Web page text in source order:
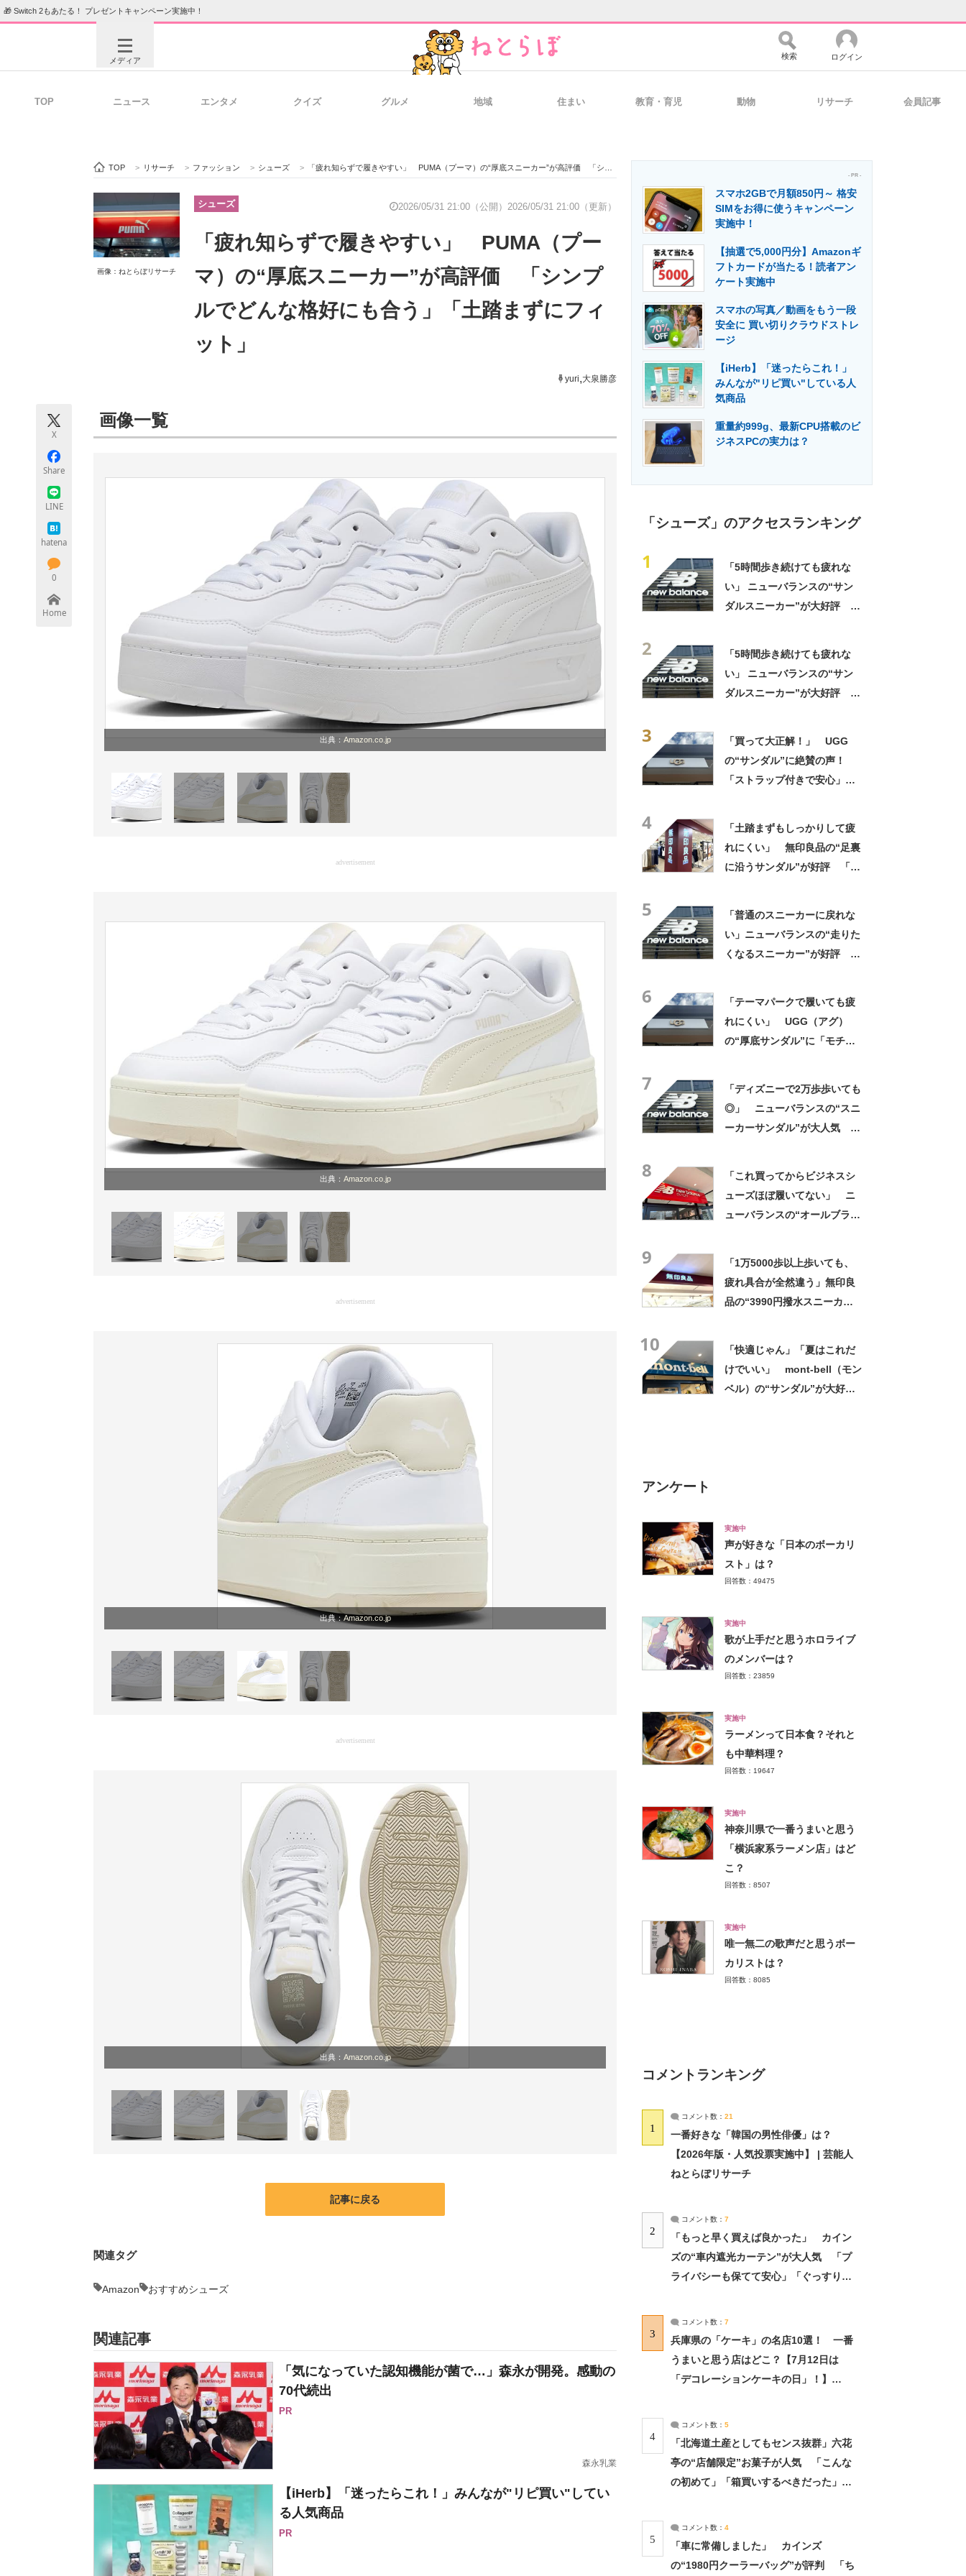
🎁 Switch 2もあたる！ プレゼントキャンペーン実施中！
メディア
ビジネスと働き方のヒント 経営リーダーのコミュニティ マーケ×ITの今がよく分かる
企業向けIT製品の総合サイト IT製品の技術・比較・事例 製造業のIT導入・活用を支援
エネルギーの専門メディア 建設×テクノロジーの最前線
検索 ログイン
TOP ニュース エンタメ クイズ グルメ 地域 住まい 教育・育児 動物 リサーチ 会員記事
TOP > リサーチ > ファッション > シューズ > 「疲れ知らずで履きやすい」 PUMA（プーマ）の“厚底スニーカー”が高評価 「シンプルでどんな格好にも合う」「土踏まずにフィット」
画像：ねとらぼリサーチ
シューズ 2026/05/31 21:00（公開） 2026/05/31 21:00（更新）
「疲れ知らずで履きやすい」 PUMA（プー
マ）の“厚底スニーカー”が高評価 「シンプ
ルでどんな格好にも合う」「土踏まずにフィ
ット」
yuri,大泉勝彦
X
Share
LINE
hatena
0
Home
画像一覧
出典： Amazon.co.jp
advertisement
出典： Amazon.co.jp
advertisement
出典：Amazon.co.jp
advertisement
出典： Amazon.co.jp
記事に戻る
関連タグ
Amazon おすすめシューズ
関連記事
「気になっていた認知機能が菌で…」森永が開発。感動の
70代続出
PR
森永乳業
【iHerb】「迷ったらこれ！」みんなが"リピ買い"してい
る人気商品
PR
- PR -
スマホ2GBで月額850円～ 格安
SIMをお得に使うキャンペーン
実施中！
【抽選で5,000円分】Amazonギ
フトカードが当たる！読者アン
ケート実施中
スマホの写真／動画をもう一段
安全に 買い切りクラウドストレ
ージ
【iHerb】「迷ったらこれ！」
みんなが"リピ買い"している人
気商品
重量約999g、最新CPU搭載のビ
ジネスPCの実力は？
「シューズ」のアクセスランキング
1
「5時間歩き続けても疲れな
い」 ニューバランスの“サン
ダルスニーカー”が大好評
2
「5時間歩き続けても疲れな
い」 ニューバランスの“サン
ダルスニーカー”が大好評
3
「買って大正解！」 UGG
の“サンダル”に絶賛の声！
「ストラップ付きで安心」
4
「土踏まずもしっかりして疲
れにくい」 無印良品の“足裏
に沿うサンダル”が好評 「履
5
「普通のスニーカーに戻れな
い」ニューバランスの“走りた
くなるスニーカー”が好評
6
「テーマパークで履いても疲
れにくい」 UGG（アグ）
の“厚底サンダル”に「モチモ
7
「ディズニーで2万歩歩いても
◎」 ニューバランスの“スニ
ーカーサンダル”が大人気
8
「これ買ってからビジネスシ
ューズほぼ履いてない」 ニ
ューバランスの“オールブラッ
9
「1万5000歩以上歩いても、
疲れ具合が全然違う」無印良
品の“3990円撥水スニーカ
10
「快適じゃん」「夏はこれだ
けでいい」 mont-bell（モン
ベル）の“サンダル”が大好
アンケート
実施中
声が好きな「日本のボーカリ
スト」は？
回答数：49475
実施中
歌が上手だと思うホロライブ
のメンバーは？
回答数：23859
実施中
ラーメンって日本食？それと
も中華料理？
回答数：19647
実施中
神奈川県で一番うまいと思う
「横浜家系ラーメン店」はど
こ？
回答数：8507
実施中
唯一無二の歌声だと思うボー
カリストは？
回答数：8085
コメントランキング
1
コメント数： 21
一番好きな「韓国の男性俳優」は？
【2026年版・人気投票実施中】 | 芸能人
ねとらぼリサーチ
2
コメント数： 7
「もっと早く買えば良かった」 カイン
ズの“車内遮光カーテン”が大人気 「プ
ライバシーも保てて安心」「ぐっすり眠
3
コメント数： 7
兵庫県の「ケーキ」の名店10選！ 一番
うまいと思う店はどこ？【7月12日は
「デコレーションケーキの日」！】
4
コメント数： 5
「北海道土産としてもセンス抜群」六花
亭の“店舗限定”お菓子が人気 「こんな
の初めて」「箱買いするべきだった」
5
コメント数： 4
「車に常備しました」 カインズ
の“1980円クーラーバッグ”が評判 「ち